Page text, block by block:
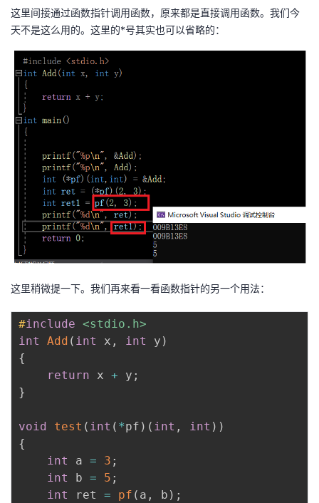
这里间接通过函数指针调用函数，原来都是直接调用函数。我们今
天不是这么用的。这里的*号其实也可以省略的：
这里稍微提一下。我们再来看一看函数指针的另一个用法：
#include <stdio.h>
int
Add ( int x , int y )
{
return x + y ;
}
void test ( int ( *pf ) ( int , int ) )
{
int
a = 3 ;
int
b = 5 ;
int
ret = pf ( a , b ) ;